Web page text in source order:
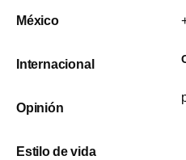
México
Internacional
Opinión
Estilo de vida